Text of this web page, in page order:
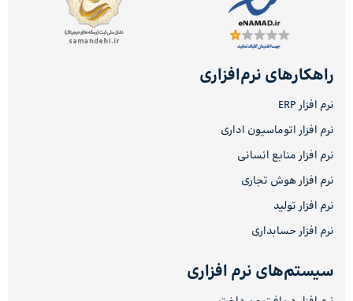
راهکارهای نرم‌افزاری
نرم افزار ERP
نرم افزار اتوماسیون اداری
نرم افزار منابع انسانی
نرم افزار هوش تجاری
نرم افزار تولید
نرم افزار حسابداری
سیستم‌های نرم افزاری